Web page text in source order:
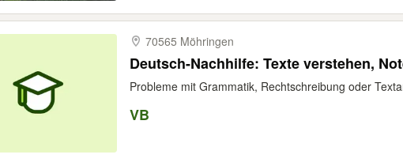
70565 Möhringen
Deutsch-Nachhilfe: Texte verstehen,
Probleme mit Grammatik, Rechtschreibung oder
VB